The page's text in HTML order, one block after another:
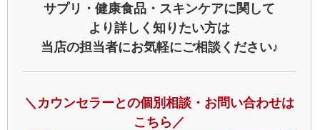
サプリ・健康食品・スキンケアに関して
より詳しく知りたい方は
当店の担当者にお気軽にご相談ください♪
＼カウンセラーとの個別相談・お問い合わせは
こちら／